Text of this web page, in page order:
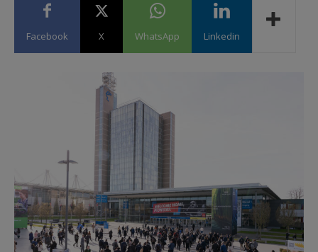
Facebook X WhatsApp Linkedin